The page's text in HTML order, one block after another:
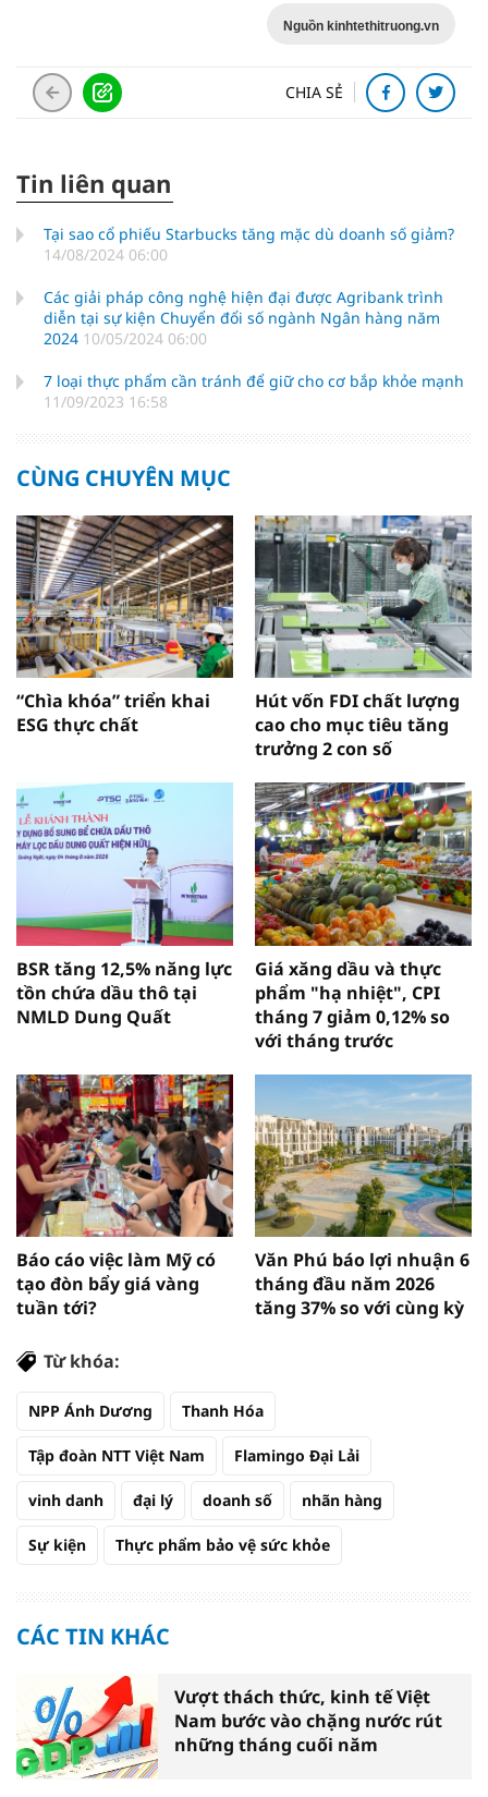
Nguồn kinhtethitruong.vn
CHIA SẺ
Tin liên quan
Tại sao cổ phiếu Starbucks tăng mặc dù doanh số giảm?
14/08/2024 06:00
Các giải pháp công nghệ hiện đại được Agribank trình
diễn tại sự kiện Chuyển đổi số ngành Ngân hàng năm
2024 10/05/2024 06:00
7 loại thực phẩm cần tránh để giữ cho cơ bắp khỏe mạnh
11/09/2023 16:58
CÙNG CHUYÊN MỤC
“Chìa khóa” triển khai
ESG thực chất
Hút vốn FDI chất lượng
cao cho mục tiêu tăng
trưởng 2 con số
BSR tăng 12,5% năng lực
tồn chứa dầu thô tại
NMLD Dung Quất
Giá xăng dầu và thực
phẩm "hạ nhiệt", CPI
tháng 7 giảm 0,12% so
với tháng trước
Báo cáo việc làm Mỹ có
tạo đòn bẩy giá vàng
tuần tới?
Văn Phú báo lợi nhuận 6
tháng đầu năm 2026
tăng 37% so với cùng kỳ
Từ khóa:
NPP Ánh Dương Thanh Hóa
Tập đoàn NTT Việt Nam Flamingo Đại Lải
vinh danh đại lý doanh số nhãn hàng
Sự kiện Thực phẩm bảo vệ sức khỏe
CÁC TIN KHÁC
Vượt thách thức, kinh tế Việt
Nam bước vào chặng nước rút
những tháng cuối năm